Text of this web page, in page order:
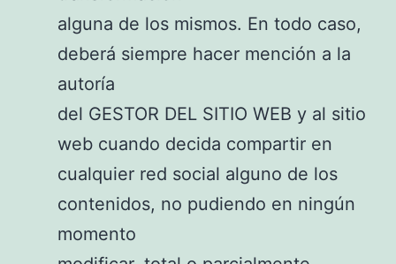
alguna de los mismos. En todo caso,
deberá siempre hacer mención a la
autoría
del GESTOR DEL SITIO WEB y al sitio
web cuando decida compartir en
cualquier red social alguno de los
contenidos, no pudiendo en ningún
momento